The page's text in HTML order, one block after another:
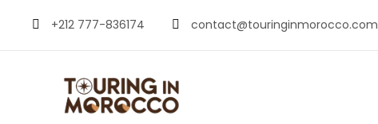
+212 777-836174 contact@touringinmorocco.com